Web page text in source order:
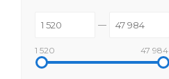
1 520 47 984